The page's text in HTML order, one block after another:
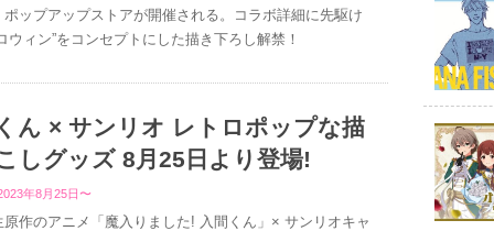
ポップアップストアが開催される。コラボ詳細に先駆け
ウィン”をコンセプトにした描き下ろし解禁！
ん × サンリオ レトロポップな描
しグッズ 8月25日より登場!
年8月25日〜
原作のアニメ「魔入りました! 入間くん」× サンリオキャ